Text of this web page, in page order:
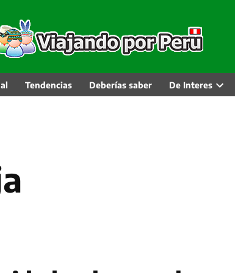
Tendencias Deberías saber De Interes